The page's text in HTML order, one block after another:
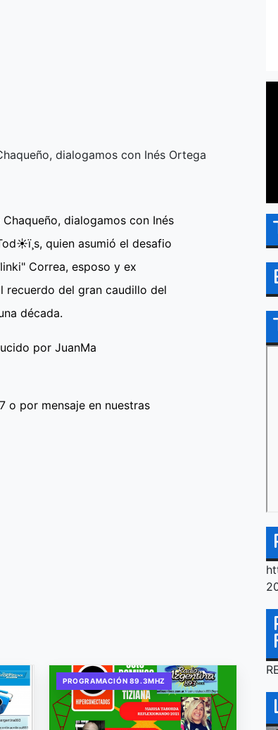
dialogamos con Inés Ortega
Chaqueño, dialogamos con Inés
quien asumió el desafio
Correa, esposo y ex
recuerdo del gran caudillo del
década.
por JuanMa
o por mensaje en nuestras
PROGRAMACIÓN 89.3MHZ